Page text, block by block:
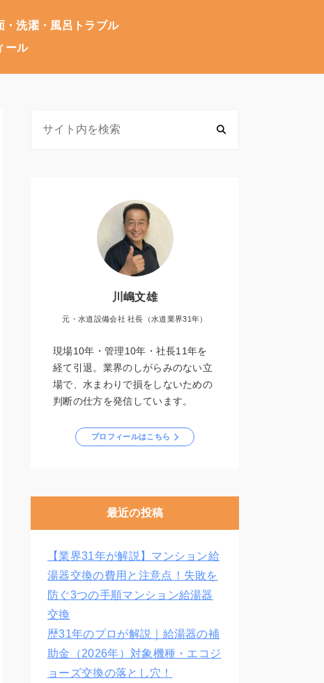
・洗濯・風呂トラブル
ール
川嶋文雄
元・水道設備会社 社長（水道業界31年）
現場10年・管理10年・社長11年を
経て引退。業界のしがらみのない立
場で、水まわりで損をしないための
判断の仕方を発信しています。
プロフィールはこちら
最近の投稿
【業界31年が解説】マンション給
湯器交換の費用と注意点！失敗を
防ぐ3つの手順マンション給湯器
交換
歴31年のプロが解説｜給湯器の補
助金（2026年）対象機種・エコジ
ョーズ交換の落とし穴！